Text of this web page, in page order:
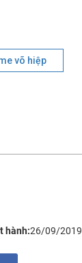
võ hiệp
hành:26/09/2019